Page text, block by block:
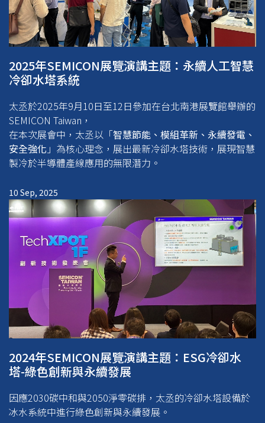
2025年SEMICON展覽演講主題：永續人工智慧
冷卻水塔系統
太丞於2025年9月10日至12日參加在台北南港展覽館舉辦的
SEMICON Taiwan，
在本次展會中，太丞以「智慧節能、模組革新、永續發電、
安全強化 」為核心理念，展出最新冷卻水塔技術，展現智慧
製冷於半導體產線應用的無限潛力。
10 Sep, 2025
2024年SEMICON展覽演講主題：ESG冷卻水
塔-綠色創新與永續發展
因應2030碳中和與2050淨零碳排，太丞的冷卻水塔設備於
冰水系統中進行綠色創新與永續發展。